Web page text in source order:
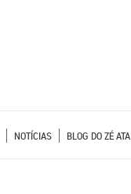
NOTÍCIAS BLOG DO ZÉ